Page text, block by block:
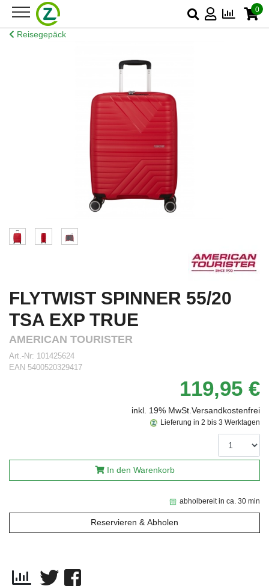
0
Reisegepäck
FLYTWIST SPINNER 55/20
TSA EXP TRUE
AMERICAN TOURISTER
Art.-Nr: 101425624
EAN 5400520329417
119,95 €
inkl. 19% MwSt.Versandkostenfrei
abholbereit in ca. 30 min
Reservieren & Abholen
Lieferung in 2 bis 3 Werktagen
In den Warenkorb